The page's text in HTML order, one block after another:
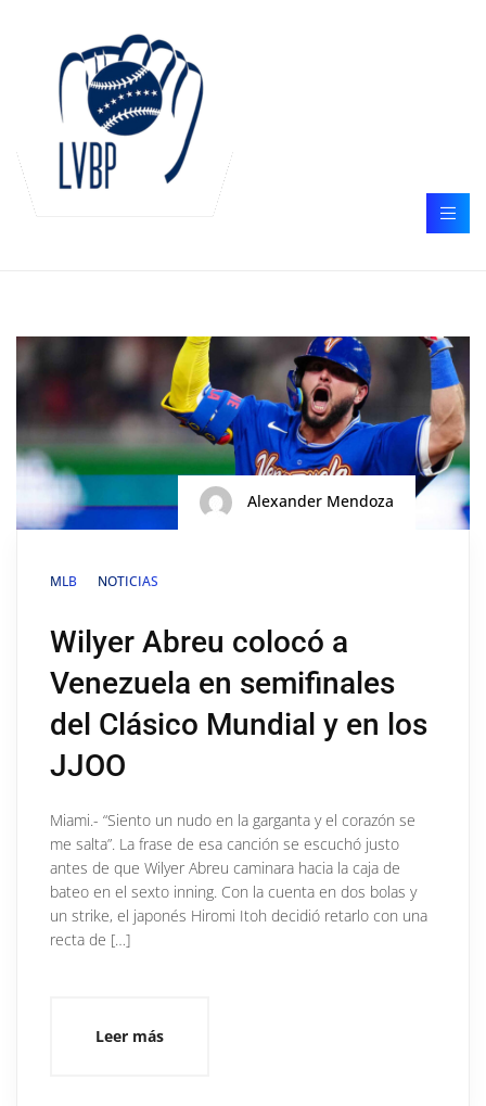
Alexander Mendoza
MLB NOTICIAS
Wilyer Abreu colocó a
Venezuela en semifinales
del Clásico Mundial y en los
JJOO
Miami.- “Siento un nudo en la garganta y el corazón se
me salta”. La frase de esa canción se escuchó justo
antes de que Wilyer Abreu caminara hacia la caja de
bateo en el sexto inning. Con la cuenta en dos bolas y
un strike, el japonés Hiromi Itoh decidió retarlo con una
recta de […]
Leer más